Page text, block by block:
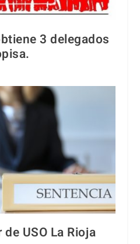
3 delegados
USO La Rioja